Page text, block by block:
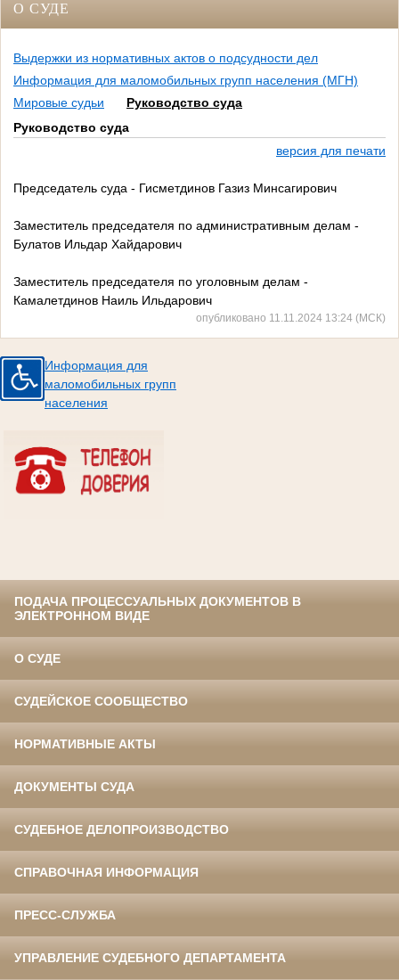
О СУДЕ
Выдержки из нормативных актов о подсудности дел
Информация для маломобильных групп населения (МГН)
Мировые судьи
Руководство суда
Руководство суда
версия для печати
Председатель суда - Гисметдинов Газиз Минсагирович
Заместитель председателя по административным делам -
Булатов Ильдар Хайдарович
Заместитель председателя по уголовным делам -
Камалетдинов Наиль Ильдарович
опубликовано 11.11.2024 13:24 (МСК)
Информация для
маломобильных групп
населения
ПОДАЧА ПРОЦЕССУАЛЬНЫХ ДОКУМЕНТОВ В
ЭЛЕКТРОННОМ ВИДЕ
О СУДЕ
СУДЕЙСКОЕ СООБЩЕСТВО
НОРМАТИВНЫЕ АКТЫ
ДОКУМЕНТЫ СУДА
СУДЕБНОЕ ДЕЛОПРОИЗВОДСТВО
СПРАВОЧНАЯ ИНФОРМАЦИЯ
ПРЕСС-СЛУЖБА
УПРАВЛЕНИЕ СУДЕБНОГО ДЕПАРТАМЕНТА